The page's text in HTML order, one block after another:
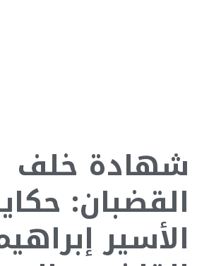
شهادة خلف
القضبان:
الأسير